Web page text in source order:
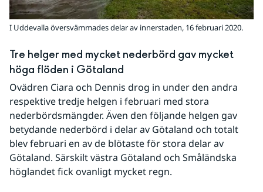
I Uddevalla översvämmades delar av innerstaden, 16 februari 2020.
Tre helger med mycket nederbörd gav mycket
höga flöden i Götaland
Ovädren Ciara och Dennis drog in under den andra
respektive tredje helgen i februari med stora
nederbördsmängder. Även den följande helgen gav
betydande nederbörd i delar av Götaland och totalt
blev februari en av de blötaste för stora delar av
Götaland. Särskilt västra Götaland och Småländska
höglandet fick ovanligt mycket regn.